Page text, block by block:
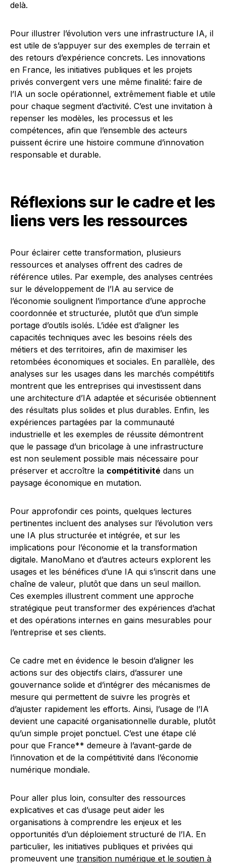
delà.
Pour illustrer l’évolution vers une infrastructure IA, il
est utile de s’appuyer sur des exemples de terrain et
des retours d’expérience concrets. Les innovations
en France, les initiatives publiques et les projets
privés convergent vers une même finalité: faire de
l’IA un socle opérationnel, extrêmement fiable et utile
pour chaque segment d’activité. C’est une invitation à
repenser les modèles, les processus et les
compétences, afin que l’ensemble des acteurs
puissent écrire une histoire commune d’innovation
responsable et durable.
Réflexions sur le cadre et les
liens vers les ressources
Pour éclairer cette transformation, plusieurs
ressources et analyses offrent des cadres de
référence utiles. Par exemple, des analyses centrées
sur le développement de l’IA au service de
l’économie soulignent l’importance d’une approche
coordonnée et structurée, plutôt que d’un simple
portage d’outils isolés. L’idée est d’aligner les
capacités techniques avec les besoins réels des
métiers et des territoires, afin de maximiser les
retombées économiques et sociales. En parallèle, des
analyses sur les usages dans les marchés compétitifs
montrent que les entreprises qui investissent dans
une architecture d’IA adaptée et sécurisée obtiennent
des résultats plus solides et plus durables. Enfin, les
expériences partagées par la communauté
industrielle et les exemples de réussite démontrent
que le passage d’un bricolage à une infrastructure
est non seulement possible mais nécessaire pour
préserver et accroître la compétitivité dans un
paysage économique en mutation.
Pour approfondir ces points, quelques lectures
pertinentes incluent des analyses sur l’évolution vers
une IA plus structurée et intégrée, et sur les
implications pour l’économie et la transformation
digitale. ManoMano et d’autres acteurs explorent les
usages et les bénéfices d’une IA qui s’inscrit dans une
chaîne de valeur, plutôt que dans un seul maillon.
Ces exemples illustrent comment une approche
stratégique peut transformer des expériences d’achat
et des opérations internes en gains mesurables pour
l’entreprise et ses clients.
Ce cadre met en évidence le besoin d’aligner les
actions sur des objectifs clairs, d’assurer une
gouvernance solide et d’intégrer des mécanismes de
mesure qui permettent de suivre les progrès et
d’ajuster rapidement les efforts. Ainsi, l’usage de l’IA
devient une capacité organisationnelle durable, plutôt
qu’un simple projet ponctuel. C’est une étape clé
pour que France** demeure à l’avant-garde de
l’innovation et de la compétitivité dans l’économie
numérique mondiale.
Pour aller plus loin, consulter des ressources
explicatives et cas d’usage peut aider les
organisations à comprendre les enjeux et les
opportunités d’un déploiement structuré de l’IA. En
particulier, les initiatives publiques et privées qui
promeuvent une transition numérique et le soutien à